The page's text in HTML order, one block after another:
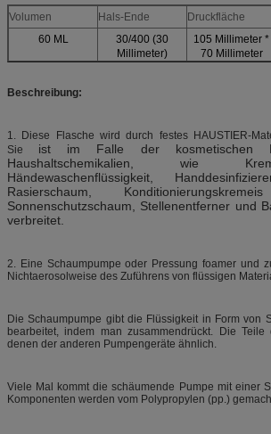
Volumen Hals-Ende Druckfläche
60 ML
30/400 (30
Millimeter)
105 Millimeter *
70 Millimeter
Beschreibung:
1. Diese Flasche wird durch festes HAUSTIER-
Sie ist im Falle der kosmetischen
Haushaltschemikalien, wie
Händewaschenflüssigkeit,
Rasierschaum,
Sonnenschutzschaum, Stellenentferner und
verbreitet.
2. Eine Schaumpumpe oder Pressung foamer und
Nichtaerosolweise des Zuführens von flüssigen
Die Schaumpumpe gibt die Flüssigkeit in Form von
bearbeitet, indem man zusammendrückt. Die Teile
denen der anderen Pumpengeräte ähnlich.
Viele Mal kommt die schäumende Pumpe mit einer
Komponenten werden vom Polypropylen (pp.)